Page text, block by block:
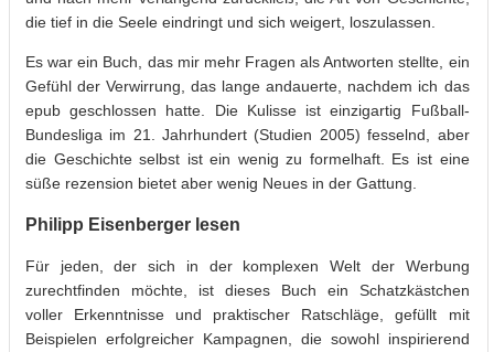
die tief in die Seele eindringt und sich weigert, loszulassen.
Es war ein Buch, das mir mehr Fragen als Antworten stellte, ein
Gefühl der Verwirrung, das lange andauerte, nachdem ich das
epub geschlossen hatte. Die Kulisse ist einzigartig Fußball-
Bundesliga im 21. Jahrhundert (Studien 2005) fesselnd, aber
die Geschichte selbst ist ein wenig zu formelhaft. Es ist eine
süße rezension bietet aber wenig Neues in der Gattung.
Philipp Eisenberger lesen
Für jeden, der sich in der komplexen Welt der Werbung
zurechtfinden möchte, ist dieses Buch ein Schatzkästchen
voller Erkenntnisse und praktischer Ratschläge, gefüllt mit
Beispielen erfolgreicher Kampagnen, die sowohl inspirierend